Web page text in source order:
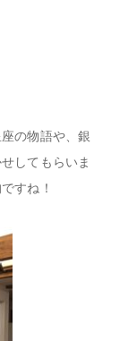
の物語や、銀
してもらいま
すね！